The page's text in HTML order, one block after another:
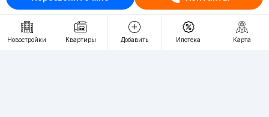
Новостройки Квартиры Добавить Ипотека Карта
+998 (93) 390-30-10
Пн-Пт. С 9:30 до 18:00